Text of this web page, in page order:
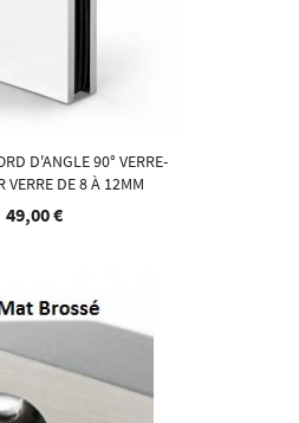
D'ANGLE 90° VERRE-
VERRE DE 8 À 12MM
49,00 €